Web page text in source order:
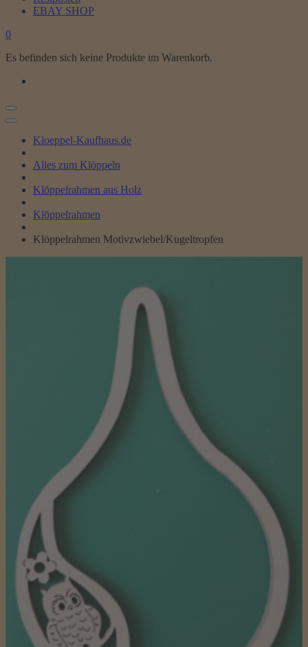
EBAY SHOP
0
Es befinden sich keine Produkte im Warenkorb.
Kloeppel-Kaufhaus.de
Alles zum Klöppeln
Klöppelrahmen aus Holz
Klöppelrahmen
Klöppelrahmen Motivzwiebel/Kugeltropfen